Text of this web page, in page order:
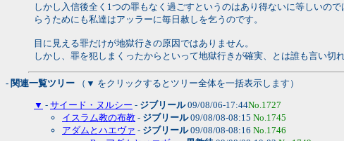
しかし入信後全く1つの罪もなく過ごすというのはあり得ないに等しいの
らうためにも私達はアッラーに毎日赦しを乞うのです。
目に見える罪だけが地獄行きの原因ではありません。
しかし、罪を犯しまくったからといって地獄行きが確実、とは誰も言い切
- 関連一覧ツリー （▼ をクリックするとツリー全体を一括表示します）
▼ - サイード・ヌルシー - ジブリール09/08/06-17:44No.1727
イスラム教の布教 - ジブリール09/08/08-08:15 No.1745
アダムとハエヴァ - ジブリール09/08/08-08:16 No.1746